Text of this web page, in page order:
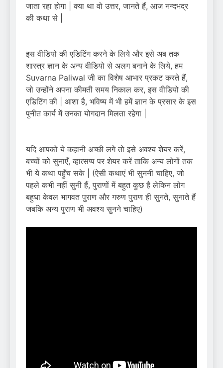
जाता रहा होगा | क्या था वो उत्तर, जानते हैं, आज नन्दभद्र
की कथा से |
इस वीडियो की एडिटिंग करने के लिये और इसे अब तक
शास्त्र ज्ञान के अन्य वीडियो से अलग बनाने के लिये, हम
Suvarna Paliwal जी का विशेष आभार प्रकट करते हैं,
जो उन्होंने अपना कीमती समय निकाल कर, इस वीडियो की
एडिटिंग की | आशा है, भविष्य में भी हमें ज्ञान के प्रसार के इस
पुनीत कार्य में उनका योगदान मिलता रहेगा |
यदि आपको ये कहानी अच्छी लगे तो इसे अवश्य शेयर करें,
बच्चों को सुनाएँ, व्हात्सप्प पर शेयर करें ताकि अन्य लोगों तक
भी ये कथा पहुँच सके | (ऐसी कथाएं भी सुननी चाहिए, जो
पहले कभी नहीं सुनी हैं, पुराणों में बहुत कुछ है लेकिन लोग
बहुधा केवल भागवत पुराण और गरुण पुराण ही सुनते, सुनाते हैं
जबकि अन्य पुराण भी अवश्य सुनने चाहिए)